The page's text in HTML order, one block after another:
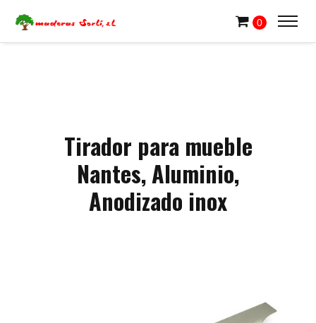
0
Tirador para mueble
Nantes, Aluminio,
Anodizado inox